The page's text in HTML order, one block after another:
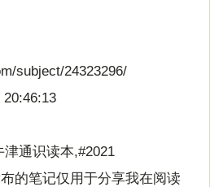
subject/24323296/
20:46:13
津通识读本,#2021
的笔记仅用于分享我在阅读